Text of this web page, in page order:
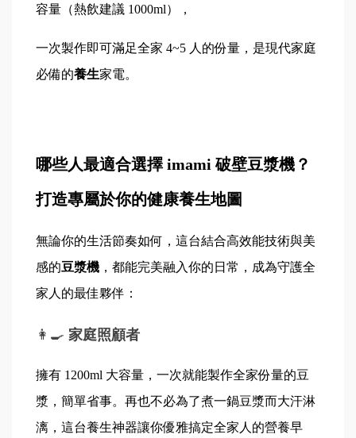
容量（熱飲建議 1000ml），
一次製作即可滿足全家 4~5 人的份量，是現代家庭
必備的養生家電。
哪些人最適合選擇 imami 破壁豆漿機？
打造專屬於你的健康養生地圖
無論你的生活節奏如何，這台結合高效能技術與美
感的豆漿機 ，都能完美融入你的日常，成為守護全
家人的最佳夥伴：
👩‍🍳 家庭照顧者
擁有 1200ml 大容量，一次就能製作全家份量的豆
漿，簡單省事。再也不必為了煮一鍋豆漿而大汗淋
漓，這台養生神器讓你優雅搞定全家人的營養早